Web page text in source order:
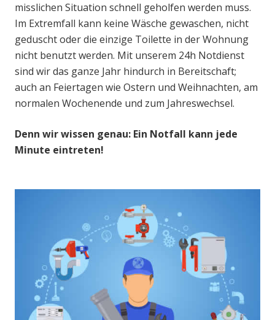
misslichen Situation schnell geholfen werden muss.
Im Extremfall kann keine Wäsche gewaschen, nicht
geduscht oder die einzige Toilette in der Wohnung
nicht benutzt werden. Mit unserem 24h Notdienst
sind wir das ganze Jahr hindurch in Bereitschaft;
auch an Feiertagen wie Ostern und Weihnachten, am
normalen Wochenende und zum Jahreswechsel.
Denn wir wissen genau: Ein Notfall kann jede
Minute eintreten!